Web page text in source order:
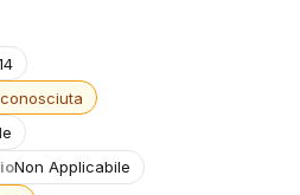
Non Applicabile